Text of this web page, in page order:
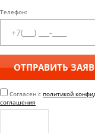
Телефон:
Согласен с политикой
соглашения